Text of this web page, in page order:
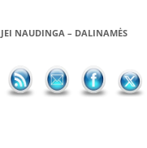
JEI NAUDINGA – DALINAMĖS